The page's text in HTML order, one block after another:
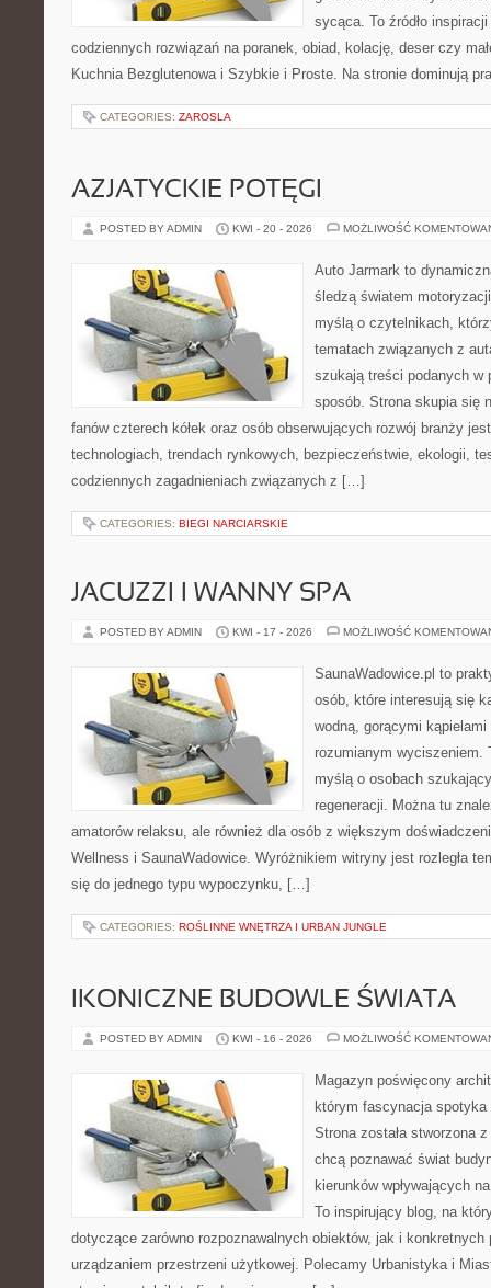
sycąca. To źródło
codziennych rozwiązań na poranek, obiad, kolację, deser czy
Kuchnia Bezglutenowa i Szybkie i Proste. Na stronie dominują
CATEGORIES: ZAROSLA
AZJATYCKIE POTĘGI
POSTED BY ADMIN KWI - 20 - 2026 MOŻLIWOŚĆ
Auto Jarmark to
śledzą światem
myślą o czytelnikach,
tematach związanych z
szukają treści podanych w
sposób. Strona skupia się
fanów czterech kółek oraz osób obserwujących rozwój branży
technologiach, trendach rynkowych, bezpieczeństwie, ekologii,
codziennych zagadnieniach związanych z […]
CATEGORIES: BIEGI NARCIARSKIE
JACUZZI I WANNY SPA
POSTED BY ADMIN KWI - 17 - 2026 MOŻLIWOŚĆ
SaunaWadowice.pl to
osób, które interesują się
wodną, gorącymi
rozumianym wyciszeniem.
myślą o osobach
regeneracji. Można tu
amatorów relaksu, ale również dla osób z większym
Wellness i SaunaWadowice. Wyróżnikiem witryny jest rozległa
się do jednego typu wypoczynku, […]
CATEGORIES: ROŚLINNE WNĘTRZA I URBAN JUNGLE
IKONICZNE BUDOWLE ŚWIATA
POSTED BY ADMIN KWI - 16 - 2026 MOŻLIWOŚĆ
Magazyn poświęcony
którym fascynacja
Strona została stworzona
chcą poznawać świat
kierunków wpływających
To inspirujący blog, na
dotyczące zarówno rozpoznawalnych obiektów, jak i konkretnych
urządzaniem przestrzeni użytkowej. Polecamy Urbanistyka i